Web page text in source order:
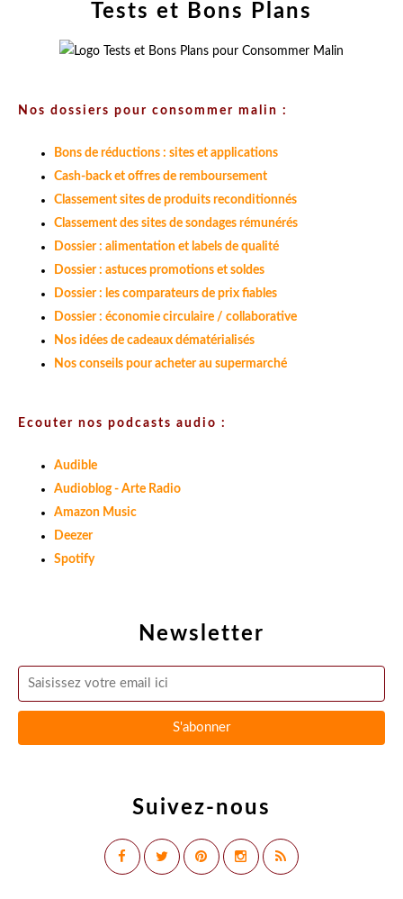
Newsletter
Suivez-nous
Tests et Bons Plans
Nos dossiers pour consommer malin :
Bons de réductions : sites et applications
Cash-back et offres de remboursement
Classement sites de produits reconditionnés
Classement des sites de sondages rémunérés
Dossier : alimentation et labels de qualité
Dossier : astuces promotions et soldes
Dossier : les comparateurs de prix fiables
Dossier : économie circulaire / collaborative
Nos idées de cadeaux dématérialisés
Nos conseils pour acheter au supermarché
Ecouter nos podcasts audio :
Audible
Audioblog - Arte Radio
Amazon Music
Deezer
Spotify